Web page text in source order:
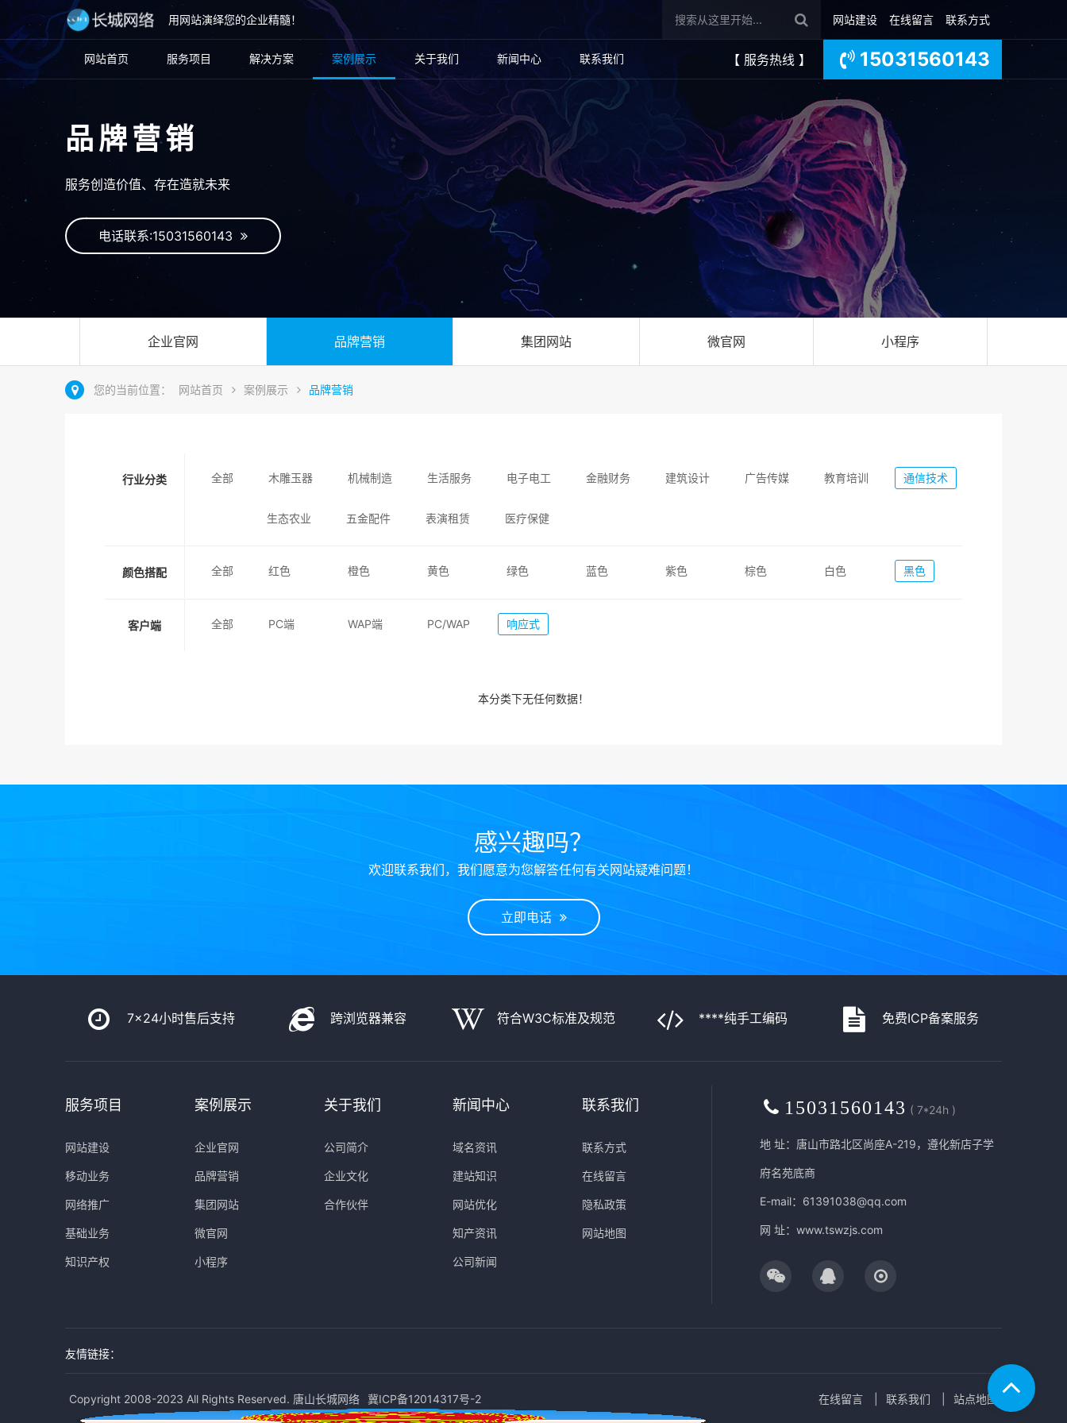
用网站演绎您的企业精髓！ 网站建设 在线留言 联系方式
网站首页 服务项目 解决方案 案例展示 关于我们 新闻中心 联系我们 【 服务热线 】 15031560143
品牌营销
服务创造价值、存在造就未来
电话联系:15031560143
企业官网 品牌营销 集团网站 微官网 小程序
您的当前位置： 网站首页 案例展示 品牌营销
行业分类 全部 木雕玉器 机械制造 生活服务 电子电工 金融财务 建筑设计 广告传媒 教育培训 通信技术
生态农业 五金配件 表演租赁 医疗保健
颜色搭配 全部 红色 橙色 黄色 绿色 蓝色 紫色 棕色 白色 黑色
客户端 全部 PC端 WAP端 PC/WAP 响应式
本分类下无任何数据！
感兴趣吗？
欢迎联系我们，我们愿意为您解答任何有关网站疑难问题！
立即电话
7x24小时售后支持 跨浏览器兼容 符合W3C标准及规范 ****纯手工编码 免费ICP备案服务
服务项目
网站建设
移动业务
网络推广
基础业务
知识产权
案例展示
企业官网
品牌营销
集团网站
微官网
小程序
关于我们
公司简介
企业文化
合作伙伴
新闻中心
域名资讯
建站知识
网站优化
知产资讯
公司新闻
联系我们
联系方式
在线留言
隐私政策
网站地图
15031560143 ( 7*24h )
地 址：唐山市路北区尚座A-219，遵化新店子学
府名苑底商
E-mail：61391038@qq.com
网 址：www.tswzjs.com
友情链接：
Copyright 2008-2023 All Rights Reserved. 唐山长城网络 冀ICP备12014317号-2 在线留言 联系我们 站点地图